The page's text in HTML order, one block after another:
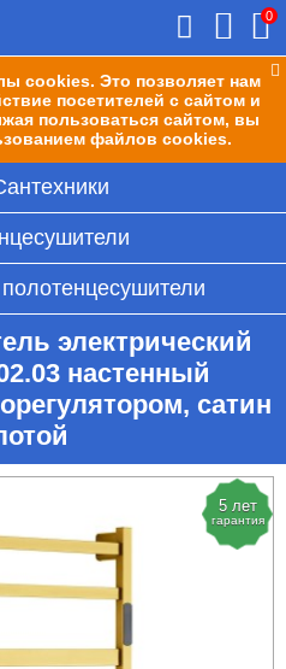
cookies. Это позволяет нам
посетителей с сайтом и
пользоваться сайтом, вы
файлов cookies.
0
электрический
настенный
сатин
5 лет
гарантия